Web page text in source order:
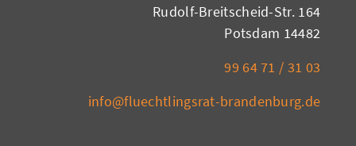
Rudolf-Breitscheid-Str. 164
14482 Potsdam
03 31 / 71 64 99
info@fluechtlingsrat-brandenburg.de